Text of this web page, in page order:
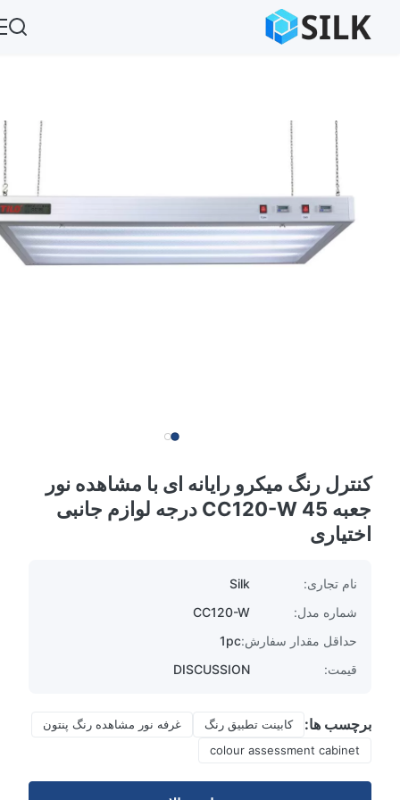
کنترل رنگ میکرو رایانه ای با مشاهده نور
جعبه CC120-W 45 درجه لوازم جانبی
اختیاری
نام تجاری:
شماره مدل:
CC120-W
حداقل مقدار سفارش:1pc
قیمت:
DISCUSSION
برچسب ها: کابینت تطبیق رنگ
غرفه نور مشاهده رنگ پنتون
colour assessment cabinet